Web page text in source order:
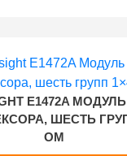
E1472A
ШЕСТЬ
ОМ